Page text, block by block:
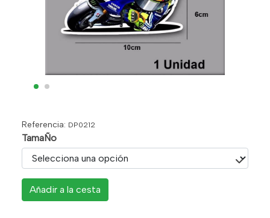
Referencia: DP0212
TamaÑo
Añadir a la cesta